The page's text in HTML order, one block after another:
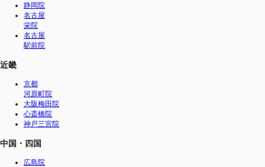
静岡院
名古屋
栄院
名古屋
駅前院
近畿
京都
河原町院
大阪梅田院
心斎橋院
神戸三宮院
中国・四国
広島院